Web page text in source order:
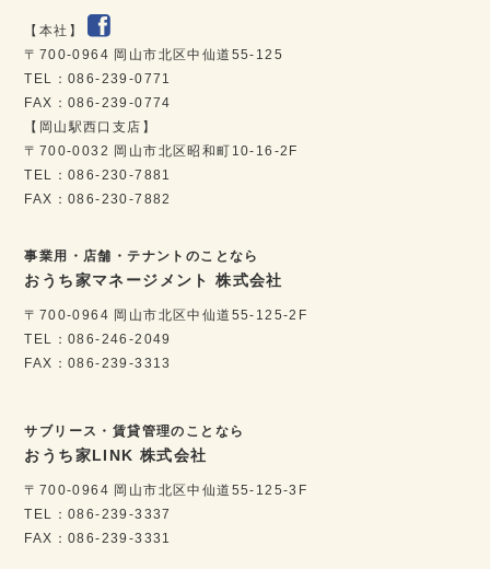
【本社】
〒700-0964 岡山市北区中仙道55-125
TEL：086-239-0771
FAX：086-239-0774
【岡山駅西口支店】
〒700-0032 岡山市北区昭和町10-16-2F
TEL：086-230-7881
FAX：086-230-7882
事業用・店舗・テナントのことなら
おうち家マネージメント 株式会社
〒700-0964 岡山市北区中仙道55-125-2F
TEL：086-246-2049
FAX：086-239-3313
サブリース・賃貸管理のことなら
おうち家LINK 株式会社
〒700-0964 岡山市北区中仙道55-125-3F
TEL：086-239-3337
FAX：086-239-3331